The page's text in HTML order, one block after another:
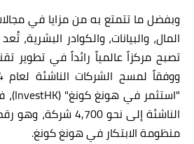
وبفضل ما تتمتع به من مزايا في
المال، والبيانات، والكوادر
تصبح مركزاً عالمياً رائداً في تطوير
"استثمر في هونغ كونغ"(InvestHK)،
الناشئة إلى نحو
منظومة الابتكار في هونغ كونغ.